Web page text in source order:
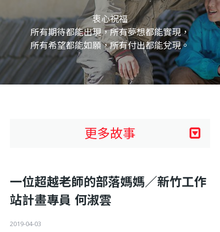
社
會
福
金
會
衷心祝福
所有期待都能出現，所有夢想都能實現，
所有希望都能如願，所有付出都能兌現。
更多故事
一位超越老師的部落媽媽／新竹工作
站計畫專員 何淑雲
2019-04-03